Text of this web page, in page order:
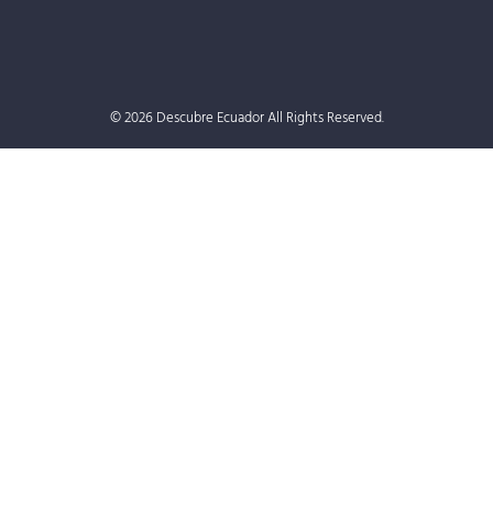
© 2026 Descubre Ecuador All Rights Reserved.